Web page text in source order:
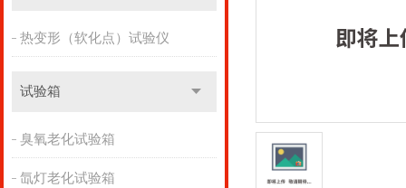
热变形（软化点）试验仪
试验箱
臭氧老化试验箱
氙灯老化试验箱